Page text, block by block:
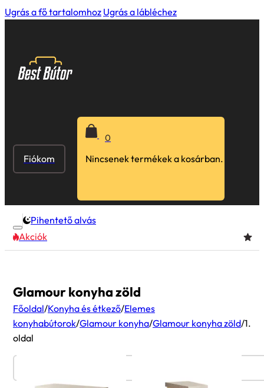
Ugrás a fő tartalomhoz Ugrás a lábléchez
Fiókom
0
Nincsenek termékek a kosárban.
Pihentető alvás
Akciók
Glamour konyha zöld
Főoldal/Konyha és étkező/Elemes
konyhabútorok/Glamour konyha/Glamour konyha zöld/1.
oldal